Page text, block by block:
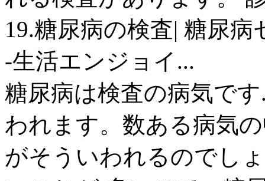
19.糖尿病の検査| 糖尿
-生活エンジョイ...
糖尿病は検査の病気で
われます。数ある病気
がそういわれるのでし